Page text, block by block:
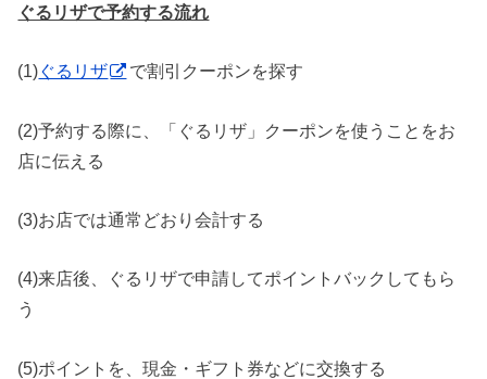
ぐるリザで予約する流れ
(1)ぐるリザ で割引クーポンを探す
(2)予約する際に、「ぐるリザ」クーポンを使うことをお
店に伝える
(3)お店では通常どおり会計する
(4)来店後、ぐるリザで申請してポイントバックしてもら
う
(5)ポイントを、現金・ギフト券などに交換する